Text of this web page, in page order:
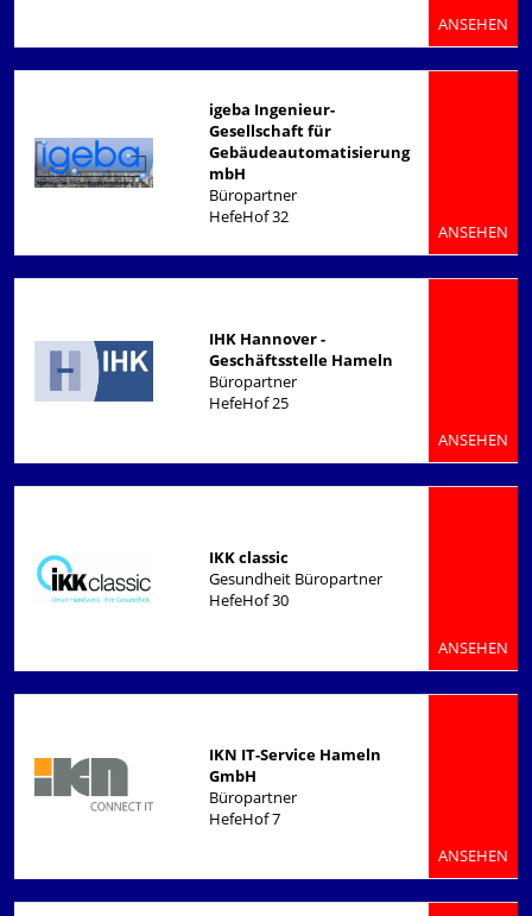
ANSEHEN
igeba Ingenieur-
Gesellschaft für
Gebäudeautomatisierung
mbH
Büropartner
HefeHof 32
ANSEHEN
IHK Hannover -
Geschäftsstelle Hameln
Büropartner
HefeHof 25
ANSEHEN
IKK classic
Gesundheit Büropartner
HefeHof 30
ANSEHEN
IKN IT-Service Hameln
GmbH
Büropartner
HefeHof 7
ANSEHEN